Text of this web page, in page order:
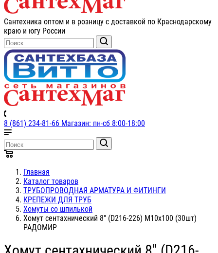
Сантехника оптом и в розницу с доставкой по Краснодарскому
краю и югу России
8 (861) 234-81-66 Магазин: пн-сб 8:00-18:00
Главная
Каталог товаров
ТРУБОПРОВОДНАЯ АРМАТУРА И ФИТИНГИ
КРЕПЕЖИ ДЛЯ ТРУБ
Хомуты со шпилькой
Хомут сентахнический 8" (D216-226) М10х100 (30шт)
РАДОМИР